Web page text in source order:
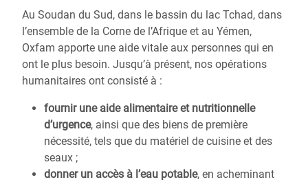
Au Soudan du Sud, dans le bassin du lac Tchad, dans
l’ensemble de la Corne de l’Afrique et au Yémen,
Oxfam apporte une aide vitale aux personnes qui en
ont le plus besoin. Jusqu’à présent, nos opérations
humanitaires ont consisté à :
fournir une aide alimentaire et nutritionnelle
d’urgence, ainsi que des biens de première
nécessité, tels que du matériel de cuisine et des
seaux ;
donner un accès à l’eau potable, en acheminant